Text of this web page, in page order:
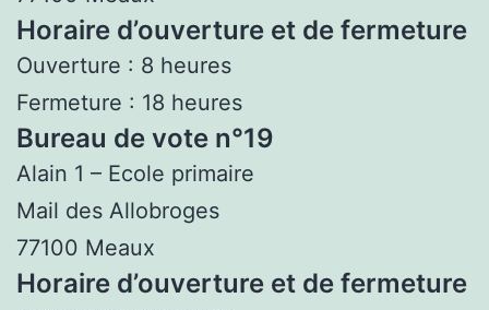
Horaire d’ouverture et de fermeture
Ouverture : 8 heures
Fermeture : 18 heures
Bureau de vote n°19
Alain 1 – Ecole primaire
Mail des Allobroges
77100 Meaux
Horaire d’ouverture et de fermeture